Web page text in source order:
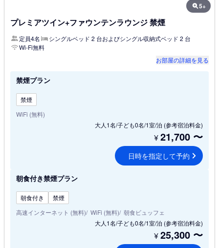
5+
プレミアツイン+ファウンテンラウンジ 禁煙
定員4名
シングルベッド 2 台およびシングル収納式ベッド 2 台
Wi-Fi無料
お部屋の詳細を見る
禁煙プラン
禁煙
WiFi (無料)
大人1名/子ども0名/1室/泊 (参考宿泊料金)
¥21,700 〜
日時を指定して予約
朝食付き禁煙プラン
朝食付き
禁煙
高速インターネット (無料) WiFi (無料) 朝食ビュッフェ
大人1名/子ども0名/1室/泊 (参考宿泊料金)
¥25,300 〜